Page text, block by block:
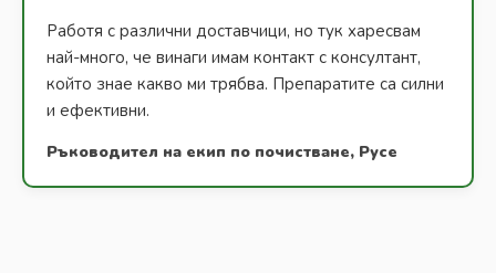
Работя с различни доставчици, но тук харесвам
най-много, че винаги имам контакт с консултант,
който знае какво ми трябва. Препаратите са силни
и ефективни.
Ръководител на екип по почистване, Русе